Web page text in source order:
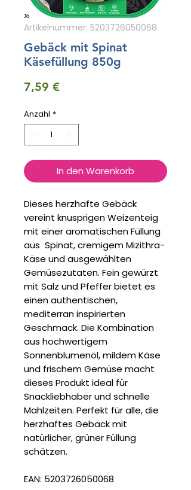
Artikelnummer: 5203726050068
Gebäck mit Spinat
Käsefüllung 850g
7,59 €Preis
Anzahl *
In den Warenkorb
Dieses herzhafte Gebäck
vereint knusprigen Weizenteig
mit einer aromatischen Füllung
aus Spinat, cremigem Mizithra-
Käse und ausgewählten
Gemüsezutaten. Fein gewürzt
mit Salz und Pfeffer bietet es
einen authentischen,
mediterran inspirierten
Geschmack. Die Kombination
aus hochwertigem
Sonnenblumenöl, mildem Käse
und frischem Gemüse macht
dieses Produkt ideal für
Snackliebhaber und schnelle
Mahlzeiten. Perfekt für alle, die
herzhaftes Gebäck mit
natürlicher, grüner Füllung
schätzen.
EAN: 5203726050068